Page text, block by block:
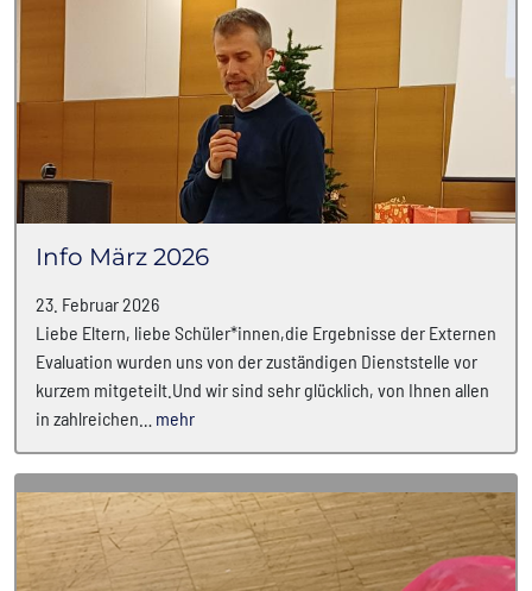
Info März 2026
23. Februar 2026
Liebe Eltern, liebe Schüler*innen,die Ergebnisse der Externen
Evaluation wurden uns von der zuständigen Dienststelle vor
kurzem mitgeteilt.Und wir sind sehr glücklich, von Ihnen allen
in zahlreichen… mehr